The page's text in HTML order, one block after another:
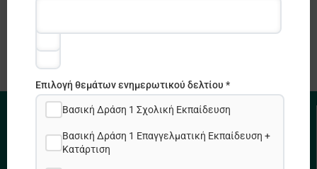
ΧΡΗΣΙΜΟΙ ΣΥΝΔΕΣΜΟΙ
Επιλογή θεμάτων ενημερωτικού δελτίου *
Βασική Δράση 1 Σχολική Εκπαίδευση
Βασική Δράση 1 Επαγγελματική Εκπαίδευση +
Κατάρτιση